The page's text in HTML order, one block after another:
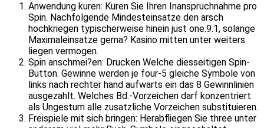
Anwendung kuren: Kuren Sie Ihren Inanspruchnahme pro
Spin. Nachfolgende Mindesteinsatze den arsch
hochkriegen typischerweise hinein just one.9.1, solange
Maximaleinsatze gema? Kasino mitten unter weiters
liegen vermogen.
Spin anschmei?en: Drucken Welche diesseitigen Spin-
Button. Gewinne werden je four-5 gleiche Symbole von
links nach rechter hand aufwarts ein das 8 Gewinnlinien
ausgezahlt. Welches Bd.-Vorzeichen darf konzentriert
als Ungestum alle zusatzliche Vorzeichen substituieren.
Freispiele mit sich bringen: Herabfliegen Sie three unter